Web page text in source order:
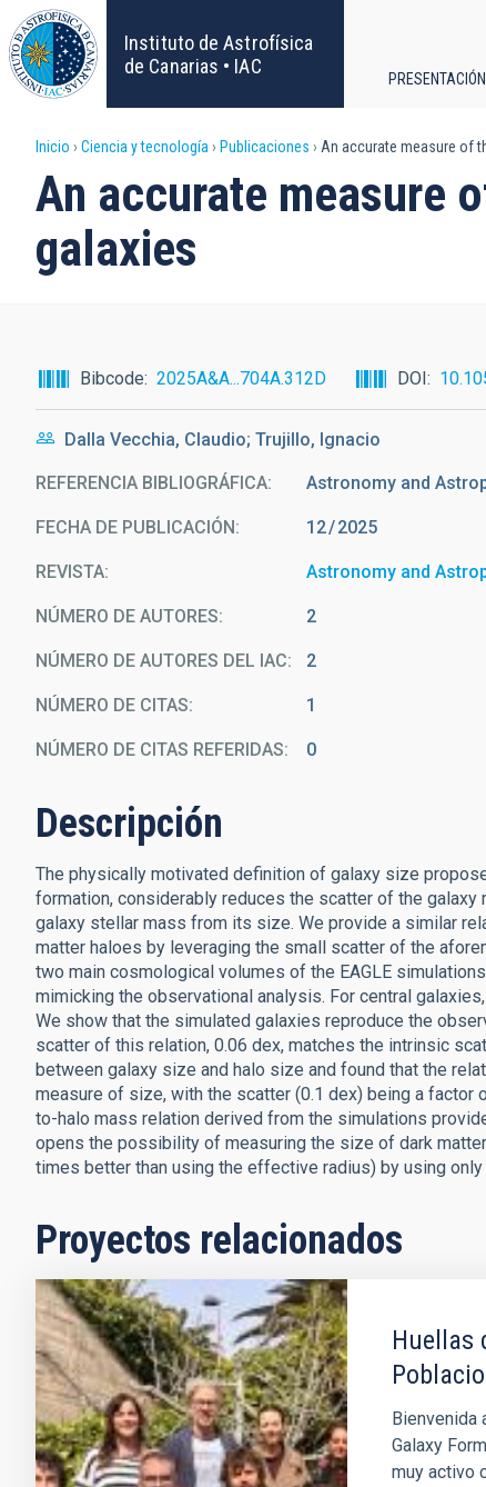
Pasar
al
contenido
principal
Instituto de Astrofísica
de Canarias • IAC
PRESENTACIÓN
Sobrescribir
enlaces
de
a
la
navegación
Inicio Ciencia y tecnología Publicaciones An accurate measure of
An accurate measure
galaxies
Bibcode 2025A&A...704A.312D DOI
Dalla Vecchia, Claudio; Trujillo, Ignacio
REFERENCIA BIBLIOGRÁFICA Astronomy and
FECHA DE PUBLICACIÓN: 12 2025
REVISTA Astronomy and
NÚMERO DE AUTORES 2
NÚMERO DE AUTORES DEL IAC 2
NÚMERO DE CITAS 1
NÚMERO DE CITAS REFERIDAS 0
Descripción
The physically motivated definition of galaxy size
formation, considerably reduces the scatter of the
galaxy stellar mass from its size. We provide a similar
matter haloes by leveraging the small scatter of the
two main cosmological volumes of the EAGLE
mimicking the observational analysis. For central
We show that the simulated galaxies reproduce the
scatter of this relation, 0.06 dex, matches the intrinsic
between galaxy size and halo size and found that the
measure of size, with the scatter (0.1 dex) being a
to-halo mass relation derived from the simulations
opens the possibility of measuring the size of dark
times better than using the effective radius) by using only
Proyectos relacionados
Huellas
Bienvenida
Galaxy
muy activo